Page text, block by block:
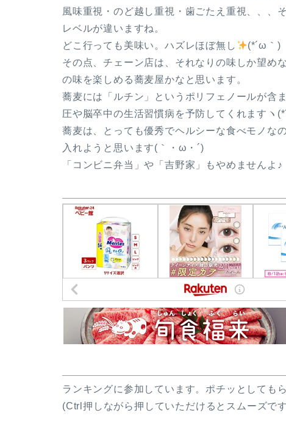
風味重視・のど越し重視・歯ごたえ重視、、、
レベルが違いますね。
どこ行っても美味い。ハズレほぼ無し
(*´ω｀)
その点、チェーン店は、それなりの味しか望め
の味を楽しめる蕎麦屋かなと思います。
蕎麦には「ルチン」というポリフェノールが含
圧や脳卒中の生活習慣病を予防してくれますヽ
蕎麦は、とっても優秀でヘルシーな食べモノな
入れようと思います(｀・ω・´)
「コンビニ弁当」や「吉野家」もやめませんよ♪
ランキングに参加しています。ポチッとしても
(Ctrl押しながら押していただけるとスムーズです